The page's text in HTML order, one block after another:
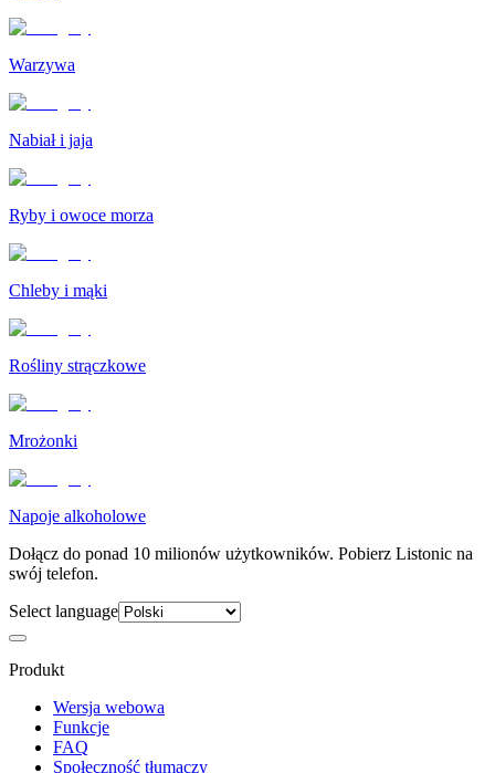
Warzywa
Nabiał i jaja
Ryby i owoce morza
Chleby i mąki
Rośliny strączkowe
Mrożonki
Napoje alkoholowe
Dołącz do ponad 10 milionów użytkowników. Pobierz Listonic na
swój telefon.
Select language
Produkt
Wersja webowa
Funkcje
FAQ
Społeczność tłumaczy